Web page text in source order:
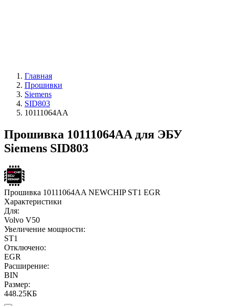
Главная
Прошивки
Siemens
SID803
10111064AA
Прошивка 10111064AA для ЭБУ
Siemens SID803
Прошивка 10111064AA NEWCHIP ST1 EGR
Характеристики
Для:
Volvo V50
Увеличение мощности:
ST1
Отключено:
EGR
Расширение:
BIN
Размер:
448.25КБ